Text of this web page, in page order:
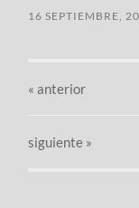
16 SEPTIEMBRE,
«anterior
siguiente »